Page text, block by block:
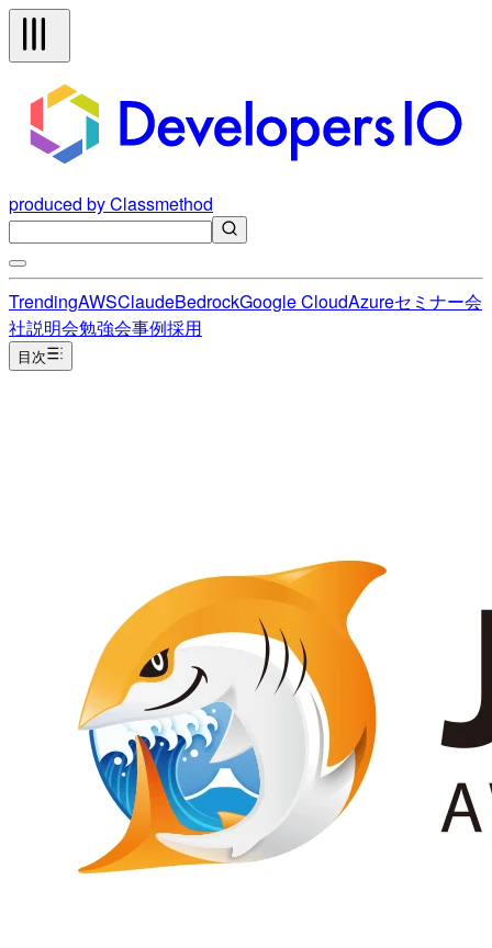
produced by Classmethod
TrendingAWSClaudeBedrockGoogle CloudAzureセミナー会
社説明会勉強会事例採用
目次